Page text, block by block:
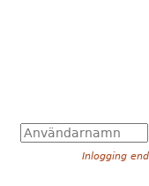
A
n
Inlogging